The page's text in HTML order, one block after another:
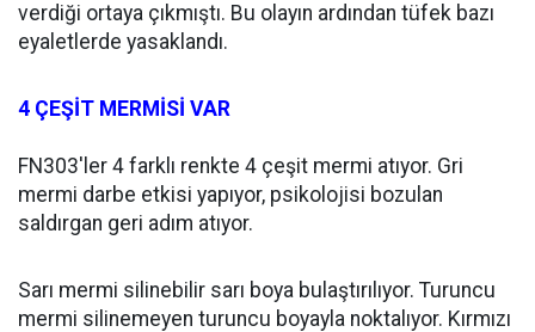
verdiği ortaya çıkmıştı. Bu olayın ardından tüfek bazı
eyaletlerde yasaklandı.
4 ÇEŞİT MERMİSİ VAR
FN303'ler 4 farklı renkte 4 çeşit mermi atıyor. Gri
mermi darbe etkisi yapıyor, psikolojisi bozulan
saldırgan geri adım atıyor.
Sarı mermi silinebilir sarı boya bulaştırılıyor. Turuncu
mermi silinemeyen turuncu boyayla noktalıyor. Kırmızı